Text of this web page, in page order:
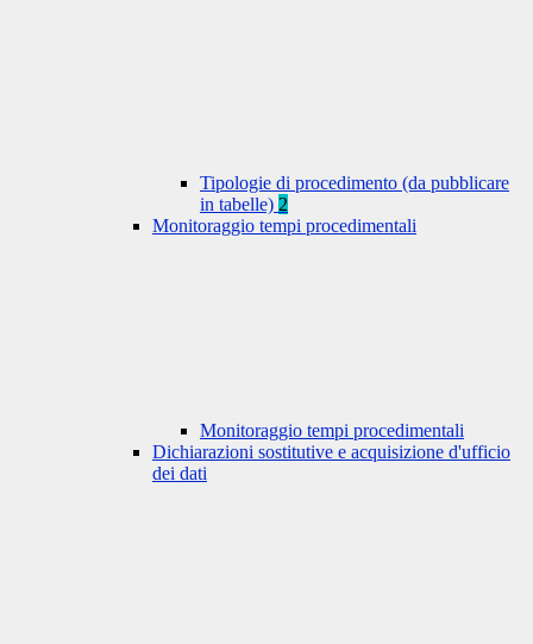
Tipologie di procedimento (da pubblicare
in tabelle) 2
Monitoraggio tempi procedimentali
Monitoraggio tempi procedimentali
Dichiarazioni sostitutive e acquisizione d'ufficio
dei dati